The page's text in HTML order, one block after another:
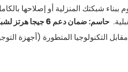
حاسم: ضمان دعم 6 جيجا هرتز لشبكة